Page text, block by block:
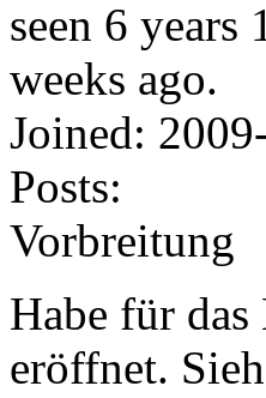
Joined:
Posts:
Vorbreitung
Habe für
eröffnet.